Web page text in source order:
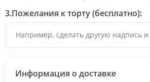
яркий вкус шоколада и тягучей
оставляя ни единого шанса остаться
3.Пожелания к торту (бесплатно):
Информация о доставке